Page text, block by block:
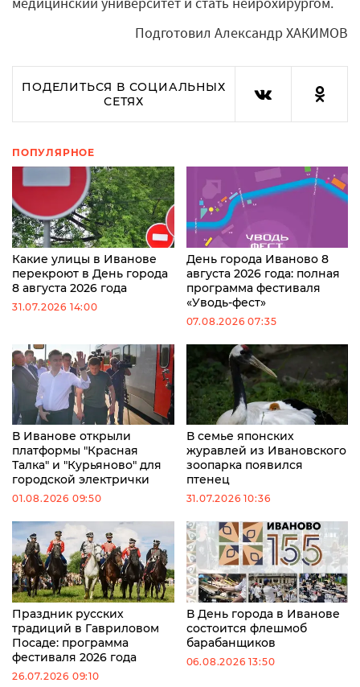
Подготовил Александр ХАКИМОВ
ПОДЕЛИТЬСЯ В СОЦИАЛЬНЫХ
СЕТЯХ
ПОПУЛЯРНОЕ
Какие улицы в Иванове
перекроют в День города
8 августа 2026 года
31.07.2026 14:00
День города Иваново 8
августа 2026 года: полная
программа фестиваля
«Уводь-фест»
07.08.2026 07:35
В Иванове открыли
платформы "Красная
Талка" и "Курьяново" для
городской электрички
01.08.2026 09:50
В семье японских
журавлей из Ивановского
зоопарка появился
птенец
31.07.2026 10:36
Праздник русских
традиций в Гавриловом
Посаде: программа
фестиваля 2026 года
26.07.2026 09:10
В День города в Иванове
состоится флешмоб
барабанщиков
06.08.2026 13:50